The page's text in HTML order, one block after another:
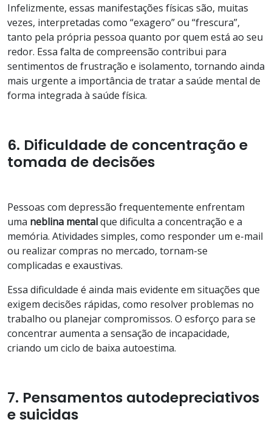
Infelizmente, essas manifestações físicas são, muitas
vezes, interpretadas como “exagero” ou “frescura”,
tanto pela própria pessoa quanto por quem está ao seu
redor. Essa falta de compreensão contribui para
sentimentos de frustração e isolamento, tornando ainda
mais urgente a importância de tratar a saúde mental de
forma integrada à saúde física.
6. Dificuldade de concentração e
tomada de decisões
Pessoas com depressão frequentemente enfrentam
uma neblina mentalque dificulta a concentração e a
memória. Atividades simples, como responder um e-mail
ou realizar compras no mercado, tornam-se
complicadas e exaustivas.
Essa dificuldade é ainda mais evidente em situações que
exigem decisões rápidas, como resolver problemas no
trabalho ou planejar compromissos. O esforço para se
concentrar aumenta a sensação de incapacidade,
criando um ciclo de baixa autoestima.
7. Pensamentos autodepreciativos
e suicidas